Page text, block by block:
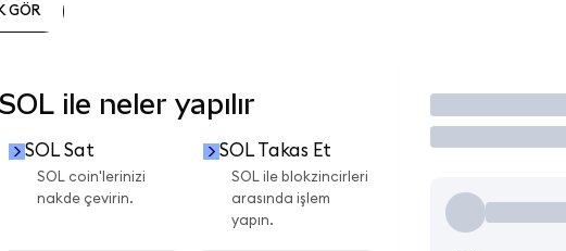
GÖR
ile neler yapılır
SOL Sat
SOL coin'lerinizi
nakde çevirin.
SOL Takas Et
SOL ile blokzincirleri
arasında işlem
yapın.
İşlem Yap